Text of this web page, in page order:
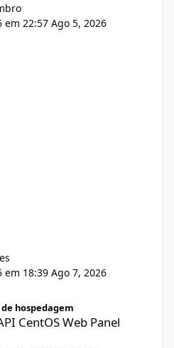
em 22:57 Ago 5, 2026
em 18:39 Ago 7, 2026
hospedagem
CentOS Web Panel